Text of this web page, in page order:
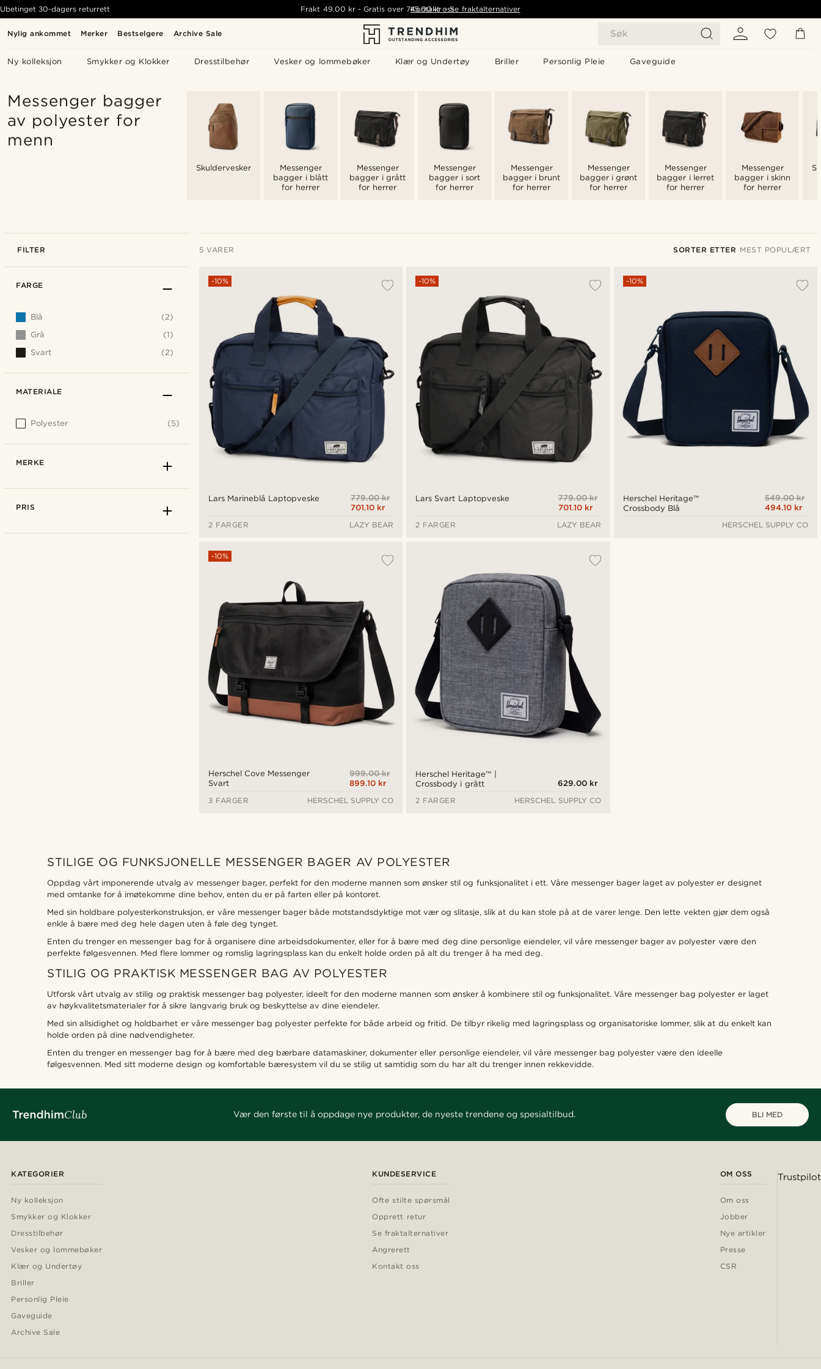
Nylig ankommet Merker Bestselgere Archive Sale Søk
Ny kolleksjon Smykker og Klokker Dresstilbehør Vesker og lommebøker Klær og Undertøy Briller Personlig Pleie Gaveguide
Ubetinget 30-dagers returrett Frakt 49.00 kr- Gratis over 745.00 kr - Se fraktalternativer
Kontakt oss
Messenger bagger
av polyester for
menn
Skuldervesker
Messenger
bagger i blått
for herrer
Messenger
bagger i grått
for herrer
Messenger
bagger i sort
for herrer
Messenger
bagger i brunt
for herrer
Messenger
bagger i grønt
for herrer
Messenger
bagger i lerret
for herrer
Messenger
bagger i skinn
for herrer
FILTER 5 VARER SORTER ETTER MEST POPULÆRT
Laveste pris
Høyeste pris
Lars Marineblå Laptopveske
-10%
779.00 kr
701.10 kr
2 FARGER
LAZY BEAR
Lars Svart Laptopveske
-10%
779.00 kr
701.10 kr
2 FARGER
LAZY BEAR
Herschel Heritage™
Crossbody Blå
-10%
549.00 kr
494.10 kr
HERSCHEL SUPPLY CO
Herschel Cove Messenger
Svart
-10%
999.00 kr
899.10 kr
3 FARGER
HERSCHEL SUPPLY CO
Herschel Heritage™ |
Crossbody i grått
629.00 kr
2 FARGER
HERSCHEL SUPPLY CO
FARGE
Blå
(2)
Grå
(1)
Svart
(2)
MATERIALE
Polyester (5)
MERKE
PRIS
STILIGE OG FUNKSJONELLE MESSENGER BAGER AV POLYESTER
Oppdag vårt imponerende utvalg av messenger bager, perfekt for den moderne mannen som ønsker stil og funksjonalitet i ett. Våre messenger bager laget av polyester er designet
med omtanke for å imøtekomme dine behov, enten du er på farten eller på kontoret.
Med sin holdbare polyesterkonstruksjon, er våre messenger bager både motstandsdyktige mot vær og slitasje, slik at du kan stole på at de varer lenge. Den lette vekten gjør dem også
enkle å bære med deg hele dagen uten å føle deg tynget.
Enten du trenger en messenger bag for å organisere dine arbeidsdokumenter, eller for å bære med deg dine personlige eiendeler, vil våre messenger bager av polyester være den
perfekte følgesvennen. Med flere lommer og romslig lagringsplass kan du enkelt holde orden på alt du trenger å ha med deg.
STILIG OG PRAKTISK MESSENGER BAG AV POLYESTER
Utforsk vårt utvalg av stilig og praktisk messenger bag polyester, ideelt for den moderne mannen som ønsker å kombinere stil og funksjonalitet. Våre messenger bag polyester er laget
av høykvalitetsmaterialer for å sikre langvarig bruk og beskyttelse av dine eiendeler.
Med sin allsidighet og holdbarhet er våre messenger bag polyester perfekte for både arbeid og fritid. De tilbyr rikelig med lagringsplass og organisatoriske lommer, slik at du enkelt kan
holde orden på dine nødvendigheter.
Enten du trenger en messenger bag for å bære med deg bærbare datamaskiner, dokumenter eller personlige eiendeler, vil våre messenger bag polyester være den ideelle
følgesvennen. Med sitt moderne design og komfortable bæresystem vil du se stilig ut samtidig som du har alt du trenger innen rekkevidde.
Vær den første til å oppdage nye produkter, de nyeste trendene og spesialtilbud. BLI MED
KATEGORIER
Ny kolleksjon
Smykker og Klokker
Dresstilbehør
Vesker og lommebøker
Klær og Undertøy
Briller
Personlig Pleie
Gaveguide
Archive Sale
KUNDESERVICE
Ofte stilte spørsmål
Opprett retur
Se fraktalternativer
Angrerett
Kontakt oss
OM OSS
Om oss
Jobber
Nye artikler
Presse
CSR
Trustpilot